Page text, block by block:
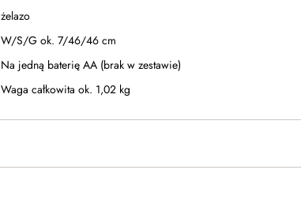
żelazo
W/S/G ok. 7/46/46 cm
Na jedną baterię AA (brak w zestawie)
Waga całkowita ok. 1,02 kg